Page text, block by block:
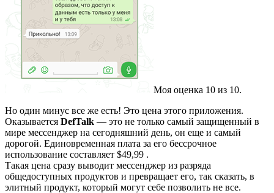
Моя оценка 10 из 10.
Но один минус все же есть! Это цена этого приложения.
Оказывается DefTalk — это не только самый защищенный в
мире мессенджер на сегодняшний день, он еще и самый
дорогой. Единовременная плата за его бессрочное
использование составляет $49,99 .
Такая цена сразу выводит мессенджер из разряда
общедоступных продуктов и превращает его, так сказать, в
элитный продукт, который могут себе позволить не все.